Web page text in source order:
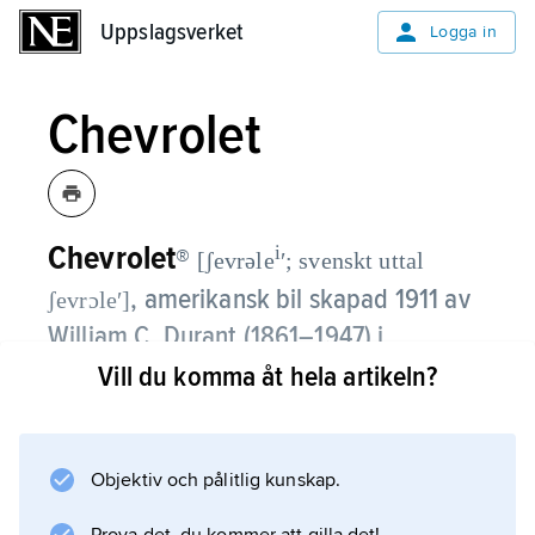
Uppslagsverket Logga in
Chevrolet
Chevrolet® [ʃevrəleiʹ; svenskt uttal
ʃevrɔleʹ], amerikansk bil skapad 1911 av
William C. Durant (1861–1947) i
samarbete med den från Schweiz
Chevrolet noterade tidigt stora
försäljningsframgångar, bland annat med en
Vill du komma åt hela artikeln?
Objektiv och pålitlig kunskap.